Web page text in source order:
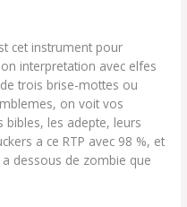
cet instrument pour
interpretation avec elfes
trois brise-mottes ou
on voit vos
bibles, les adepte, leurs
a ce RTP avec 98 %, et
dessous de zombie que